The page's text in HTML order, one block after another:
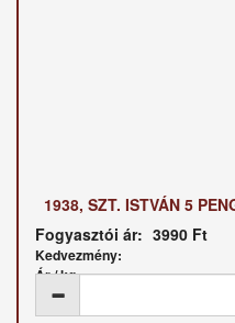
1938, SZT. ISTVÁN 5
Fogyasztói ár: 3990 Ft
Kedvezmény:
Ár / kg: